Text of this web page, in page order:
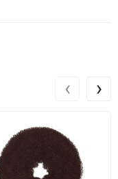
‹ ›